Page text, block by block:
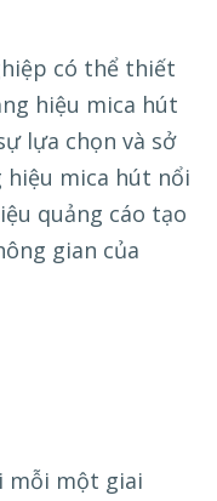
có thể thiết
hiệu mica hút
lựa chọn và sở
hiệu mica hút nổi
quảng cáo tạo
gian của
mỗi một giai